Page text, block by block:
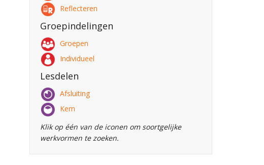
Reflecteren
Groepindelingen
Groepen
Individueel
Lesdelen
Afsluiting
Kern
Klik op één van de iconen om soortgelijke
werkvormen te zoeken.